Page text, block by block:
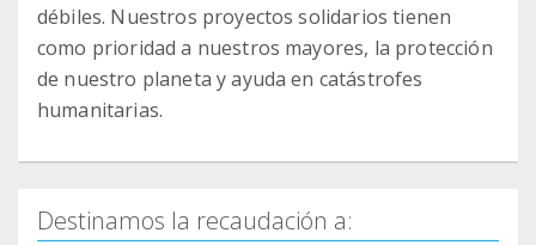
débiles. Nuestros proyectos solidarios tienen
como prioridad a nuestros mayores, la protección
de nuestro planeta y ayuda en catástrofes
humanitarias.
Destinamos la recaudación a: